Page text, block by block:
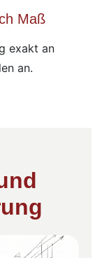
Maß
exakt an
an.